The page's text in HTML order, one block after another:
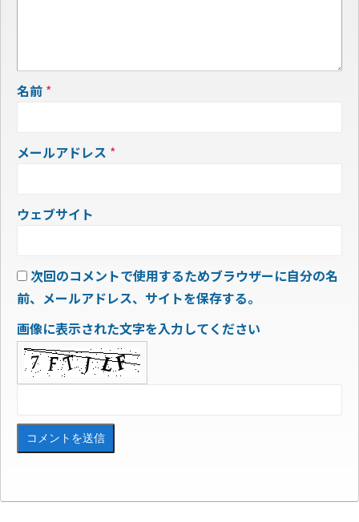
名前 *
メールアドレス *
ウェブサイト
次回のコメントで使用するためブラウザーに自分の名
前、メールアドレス、サイトを保存する。
画像に表示された文字を入力してください